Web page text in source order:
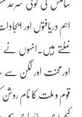
اہم دریافتوں اور
نمٹتے ہیں۔انہوں نے
اورمحنت اور لگن سے
قوم و ملت کا نام